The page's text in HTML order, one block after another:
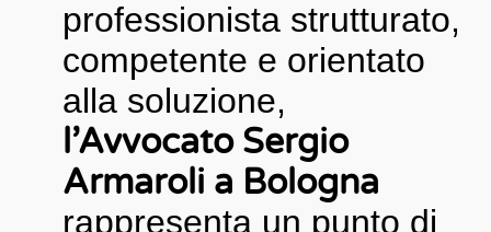
professionista strutturato,
competente e orientato
alla soluzione,
l’Avvocato Sergio
Armaroli a Bologna
rappresenta un punto di